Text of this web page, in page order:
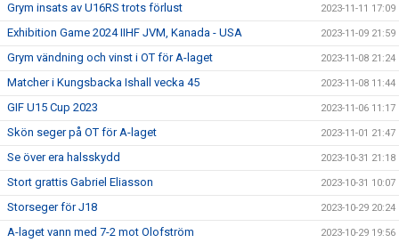
Grym insats av U16RS trots förlust 2023-11-11 17:09
Exhibition Game 2024 IIHF JVM, Kanada - USA 2023-11-09 21:59
Grym vändning och vinst i OT för A-laget 2023-11-08 21:24
Matcher i Kungsbacka Ishall vecka 45 2023-11-08 11:44
GIF U15 Cup 2023 2023-11-06 11:17
Skön seger på OT för A-laget 2023-11-01 21:47
Se över era halsskydd 2023-10-31 21:18
Stort grattis Gabriel Eliasson 2023-10-31 10:07
Storseger för J18 2023-10-29 20:24
A-laget vann med 7-2 mot Olofström 2023-10-29 19:56